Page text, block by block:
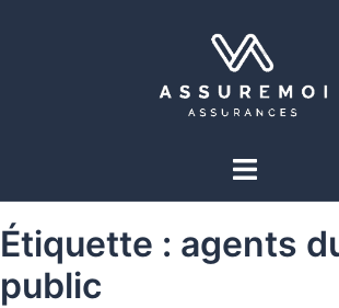
Étiquette : agents
public